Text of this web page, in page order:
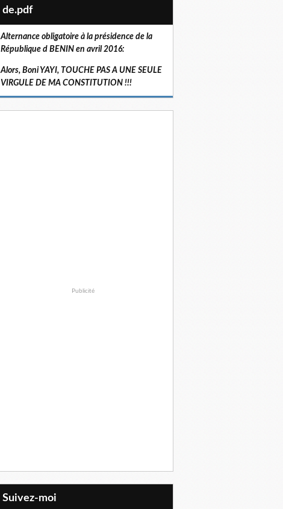
de.pdf
Alternance obligatoire à la présidence de la
République d BENIN en avril 2016:
Alors, Boni YAYI, TOUCHE PAS A UNE SEULE
VIRGULE DE MA CONSTITUTION !!!
Publicité
Suivez-moi